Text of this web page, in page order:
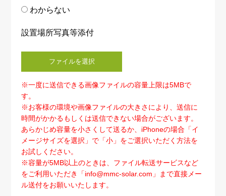
わからない
設置場所写真等添付
※一度に送信できる画像ファイルの容量上限は5MBで
す。
※お客様の環境や画像ファイルの大きさにより、送信に
時間がかかるもしくは送信できない場合がございます。
あらかじめ容量を小さくして送るか、iPhoneの場合「イ
メージサイズを選択」で「小」をご選択いただく方法を
お試しください。
※容量が5MB以上のときは、ファイル転送サービスなど
をご利用いただき「info@mmc-solar.com」まで直接メー
ル送付をお願いいたします。